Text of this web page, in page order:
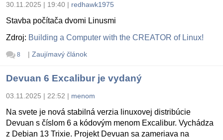
30.11.2025 | 19:40 | redhawk1975
Stavba počítača dvomi Linusmi
Zdroj: Building a Computer with the CREATOR of Linux!
8 | Zaujímavý článok
Devuan 6 Excalibur je vydaný
03.11.2025 | 22:52 | menom
Na svete je nová stabilná verzia linuxovej distribúcie
Devuan s číslom 6 a kódovým menom Excalibur. Vychádza
z Debian 13 Trixie. Projekt Devuan sa zameriava na